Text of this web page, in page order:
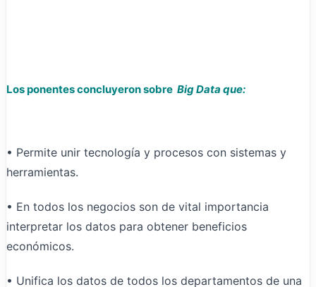
Los ponentes concluyeron sobre Big Data que:
• Permite unir tecnología y procesos con sistemas y
herramientas.
• En todos los negocios son de vital importancia
interpretar los datos para obtener beneficios
económicos.
• Unifica los datos de todos los departamentos de una